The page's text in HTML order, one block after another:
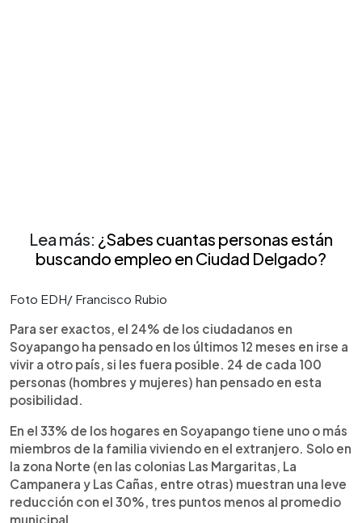
Lea más: ¿Sabes cuantas personas están
buscando empleo en Ciudad Delgado?
Foto EDH/ Francisco Rubio
Para ser exactos, el 24% de los ciudadanos en
Soyapango ha pensado en los últimos 12 meses en irse a
vivir a otro país, si les fuera posible. 24 de cada 100
personas (hombres y mujeres) han pensado en esta
posibilidad.
En el 33% de los hogares en Soyapango tiene uno o más
miembros de la familia viviendo en el extranjero. Solo en
la zona Norte (en las colonias Las Margaritas, La
Campanera y Las Cañas, entre otras) muestran una leve
reducción con el 30%, tres puntos menos al promedio
municipal.